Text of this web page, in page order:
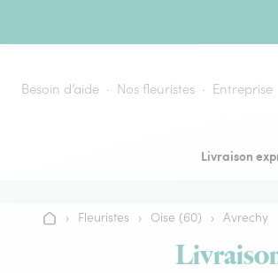
Besoin d’aide Nos fleuristes Entreprise
Livraison
Accueil
› Fleuristes › Oise (60) › Avrechy